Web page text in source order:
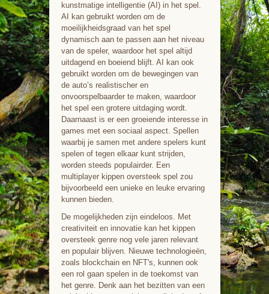
kunstmatige intelligentie (AI) in het spel.
AI kan gebruikt worden om de
moeilijkheidsgraad van het spel
dynamisch aan te passen aan het niveau
van de speler, waardoor het spel altijd
uitdagend en boeiend blijft. AI kan ook
gebruikt worden om de bewegingen van
de auto’s realistischer en
onvoorspelbaarder te maken, waardoor
het spel een grotere uitdaging wordt.
Daarnaast is er een groeiende interesse in
games met een sociaal aspect. Spellen
waarbij je samen met andere spelers kunt
spelen of tegen elkaar kunt strijden,
worden steeds populairder. Een
multiplayer kippen oversteek spel zou
bijvoorbeeld een unieke en leuke ervaring
kunnen bieden.
De mogelijkheden zijn eindeloos. Met
creativiteit en innovatie kan het kippen
oversteek genre nog vele jaren relevant
en populair blijven. Nieuwe technologieën,
zoals blockchain en NFT's, kunnen ook
een rol gaan spelen in de toekomst van
het genre. Denk aan het bezitten van een